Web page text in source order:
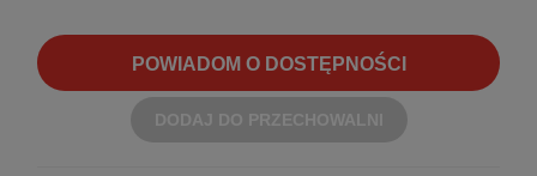
POWIADOM O DOSTĘPNOŚCI